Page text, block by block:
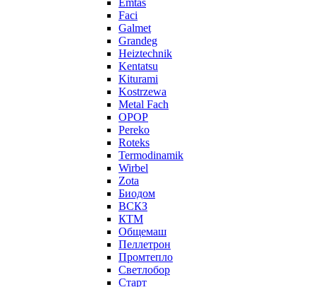
Emtas
Faci
Galmet
Grandeg
Heiztechnik
Kentatsu
Kiturami
Kostrzewa
Metal Fach
OPOP
Pereko
Roteks
Termodinamik
Wirbel
Zota
Биодом
ВСКЗ
КТМ
Общемаш
Пеллетрон
Промтепло
Светлобор
Старт